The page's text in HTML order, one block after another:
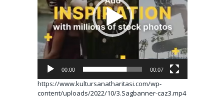
00:00 00:07
https://www.kultursanatharitasi.com/wp-
content/uploads/2022/10/3.Sagbanner-caz3.mp4